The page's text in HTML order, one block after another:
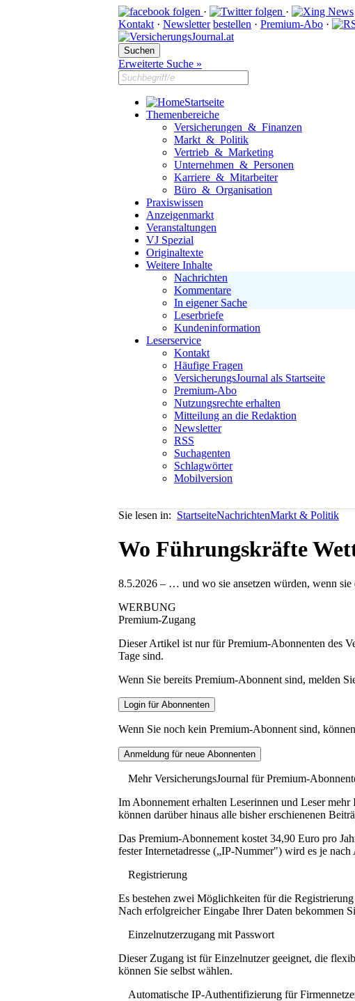
· ·
Kontakt · Newsletter bestellen · Premium-Abo ·
Erweiterte Suche »
Startseite
Themenbereiche
Versicherungen & Finanzen
Markt & Politik
Vertrieb & Marketing
Unternehmen & Personen
Karriere & Mitarbeiter
Büro & Organisation
Praxiswissen
Anzeigenmarkt
Veranstaltungen
VJ Spezial
Originaltexte
Weitere Inhalte
Nachrichten
Kommentare
In eigener Sache
Leserbriefe
Kundeninformation
Leserservice
Kontakt
Häufige Fragen
VersicherungsJournal als Startseite
Premium-Abo
Nutzungsrechte erhalten
Mitteilung an die Redaktion
Newsletter
RSS
Suchagenten
Schlagwörter
Mobilversion
Sie lesen in: StartseiteNachrichtenMarkt & Politik
Wo Führungskräfte
8.5.2026 – … und wo sie ansetzen würden, wenn
WERBUNG
Premium-Zugang
Dieser Artikel ist nur für Premium-Abonnenten des
Tage sind.
Wenn Sie bereits Premium-Abonnent sind, melden
Wenn Sie noch kein Premium-Abonnent sind,
Mehr VersicherungsJournal für Premium-
Im Abonnement erhalten Leserinnen und Leser
können darüber hinaus alle bisher erschienenen
Das Premium-Abonnement kostet 34,90 Euro pro
fester Internetadresse („IP-Nummer") wird es je
Registrierung
Es bestehen zwei Möglichkeiten für die
Nach erfolgreicher Eingabe Ihrer Daten bekommen
Einzelnutzerzugang mit Passwort
Dieser Zugang ist für Einzelnutzer geeignet, die
können Sie selbst wählen.
Automatische IP-Authentifizierung für